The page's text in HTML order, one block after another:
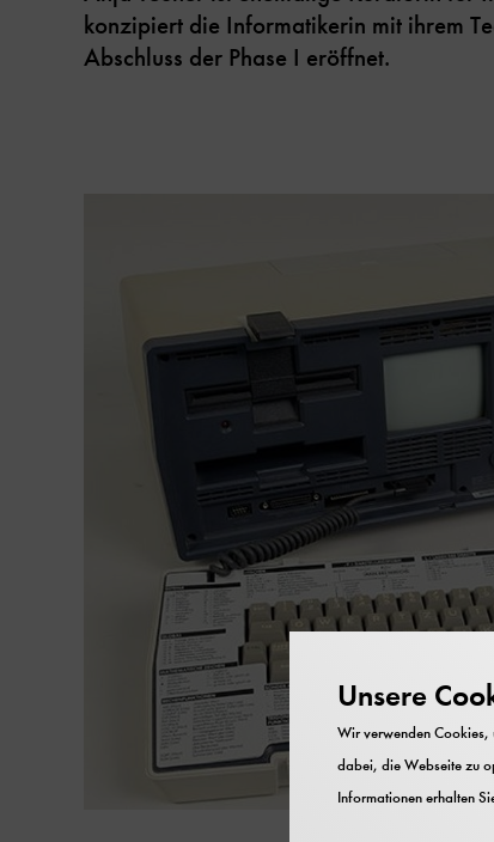
konzipiert die Informatikerin mit ihrem
Abschluss der Phase I eröffnet.
Unsere
Wir verwenden Cookies,
dabei, die Webseite zu
Informationen erhalten